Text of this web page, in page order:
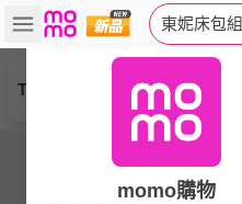
東妮床包組
Tonia Nicole 東妮寢飾
momo購物